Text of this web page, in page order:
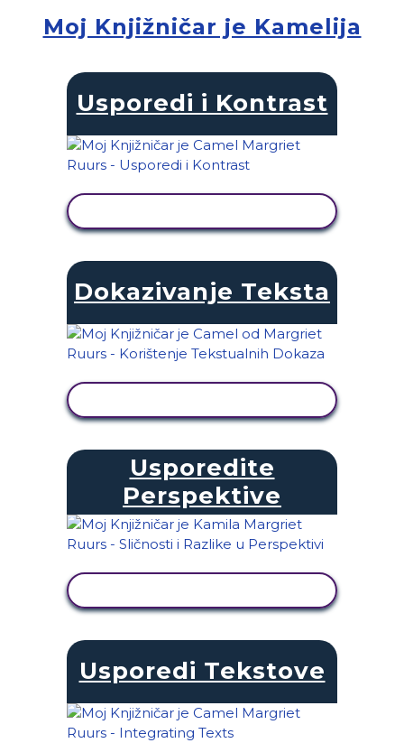
Moj Knjižničar je Kamelija
Usporedi i Kontrast
Dokazivanje Teksta
Usporedite
Perspektive
Usporedi Tekstove